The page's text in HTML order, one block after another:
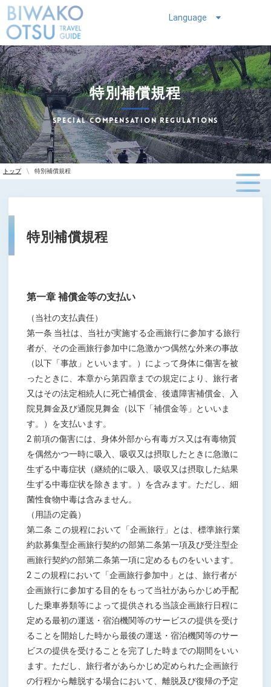
Language
特別補償規程
Special compensation regulations
トップ 特別補償規程
特別補償規程
第一章 補償金等の支払い
（当社の支払責任）
第一条 当社は、当社が実施する企画旅行に参加する旅行
者が、その企画旅行参加中に急激かつ偶然な外来の事故
（以下「事故」といいます。）によって身体に傷害を被
ったときに、本章から第四章までの規定により、旅行者
又はその法定相続人に死亡補償金、後遺障害補償金、入
院見舞金及び通院見舞金（以下「補償金等」といいま
す。）を支払います。
2 前項の傷害には、身体外部から有毒ガス又は有毒物質
を偶然かつ一時に吸入、吸収又は摂取したときに急激に
生ずる中毒症状（継続的に吸入、吸収又は摂取した結果
生ずる中毒症状を除きます。）を含みます。ただし、細
菌性食物中毒は含みません。
（用語の定義）
第二条 この規程において「企画旅行」とは、標準旅行業
約款募集型企画旅行契約の部第二条第一項及び受注型企
画旅行契約の部第二条第一項に定めるものをいいます。
2 この規程において「企画旅行参加中」とは、旅行者が
企画旅行に参加する目的をもって当社があらかじめ手配
した乗車券類等によって提供される当該企画旅行日程に
定める最初の運送・宿泊機関等のサービスの提供を受け
ることを開始した時から最後の運送・宿泊機関等のサー
ビスの提供を受けることを完了した時までの期間をいい
ます。ただし、旅行者があらかじめ定められた企画旅行
の行程から離脱する場合において、離脱及び復帰の予定